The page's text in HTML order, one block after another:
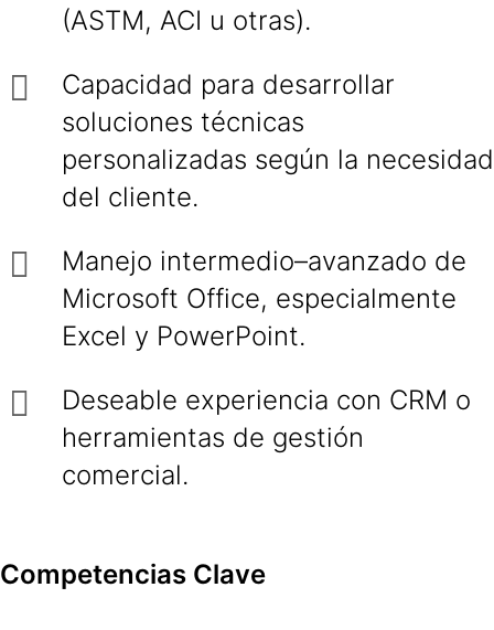
(ASTM, ACI u otras).
Capacidad para desarrollar
soluciones técnicas
personalizadas según la necesidad
del cliente.
Manejo intermedio–avanzado de
Microsoft Office, especialmente
Excel y PowerPoint.
Deseable experiencia con CRM o
herramientas de gestión
comercial.
Competencias Clave